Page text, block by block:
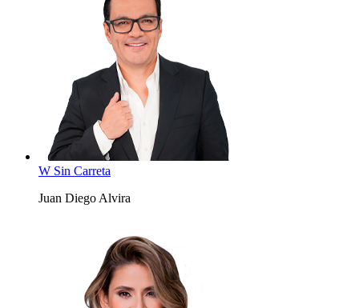
W Sin Carreta
Juan Diego Alvira